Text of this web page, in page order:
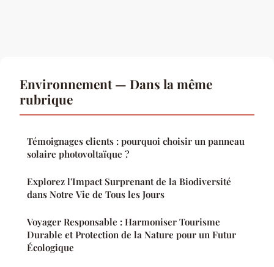
Environnement — Dans la même
rubrique
Témoignages clients : pourquoi choisir un panneau
solaire photovoltaïque ?
Explorez l'Impact Surprenant de la Biodiversité
dans Notre Vie de Tous les Jours
Voyager Responsable : Harmoniser Tourisme
Durable et Protection de la Nature pour un Futur
Écologique